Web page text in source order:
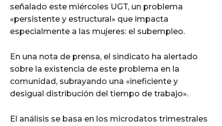
señalado este miércoles UGT, un problema
«persistente y estructural» que impacta
especialmente a las mujeres: el subempleo.
En una nota de prensa, el sindicato ha alertado
sobre la existencia de este problema en la
comunidad, subrayando una «ineficiente y
desigual distribución del tiempo de trabajo».
El análisis se basa en los microdatos trimestrales